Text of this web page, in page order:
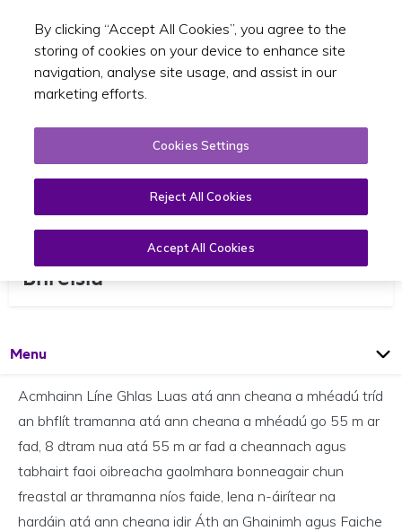
Toggle
Acmhainn Líne Ghlas Luas a
Bhreisiú
OpenPage
Menu
Acmhainn Líne Ghlas Luas atá ann cheana a mhéadú tríd
an bhflít tramanna atá ann cheana a mhéadú go 55 m ar
fad, 8 dtram nua atá 55 m ar fad a cheannach agus
tabhairt faoi oibreacha gaolmhara bonneagair chun
freastal ar thramanna níos faide, lena n-áirítear na
hardáin atá ann cheana idir Áth an Ghainimh agus Faiche
By clicking “Accept All Cookies”, you agree to the
storing of cookies on your device to enhance site
navigation, analyse site usage, and assist in our
marketing efforts.
Cookies Settings
Reject All Cookies
Accept All Cookies